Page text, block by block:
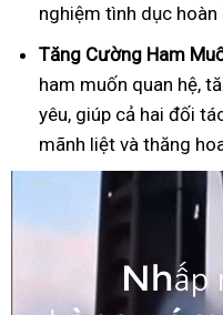
nghiệm tình dục hoàn
Tăng Cường Ham
ham muốn quan hệ,
yêu, giúp cả hai đối
mãnh liệt và thăng